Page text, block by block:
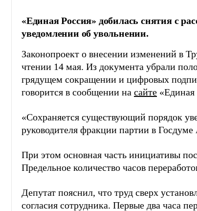
«Единая Россия» добилась снятия с
уведомлении об увольнении.
Законопроект о внесении изменений в
чтении 14 мая. Из документа убрали
грядущем сокращении и цифровых
говорится в сообщении на сайте «Единая
«Сохраняется существующий порядок
руководителя фракции партии в
При этом основная часть инициативы
Предельное количество часов
Депутат пояснил, что труд сверх
согласия сотрудника. Первые два часа